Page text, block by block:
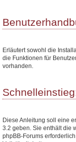
Erläutert sowohl die
die Funktionen für
vorhanden.
Diese Anleitung soll eine
3.2 geben. Sie enthält die
phpBB-Forums